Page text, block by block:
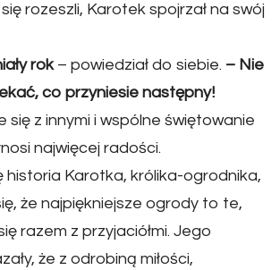
rozeszli, Karotek spojrzał na swój
rok– powiedział do siebie. – Nie
co przyniesie następny!
się z innymi i wspólne świętowanie
najwięcej radości.
historia Karotka, królika-ogrodnika,
że najpiękniejsze ogrody to te,
razem z przyjaciółmi. Jego
że z odrobiną miłości,